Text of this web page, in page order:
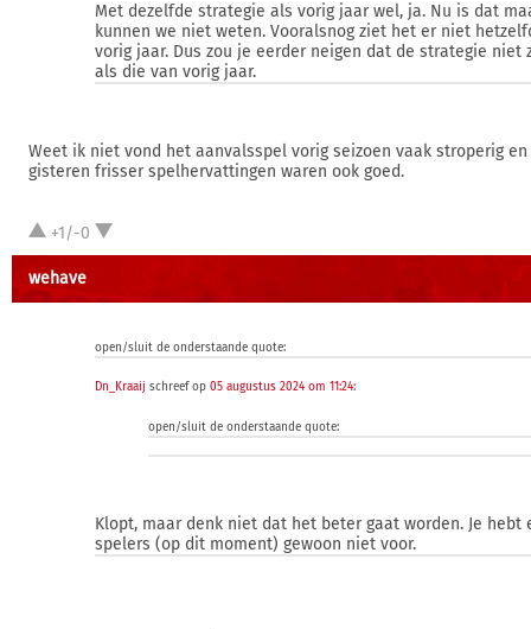
Met dezelfde strategie als vorig jaar wel, ja. Nu is dat
kunnen we niet weten. Vooralsnog ziet het er niet
vorig jaar. Dus zou je eerder neigen dat de strategie niet
als die van vorig jaar.
Weet ik niet vond het aanvalsspel vorig seizoen vaak stroperig
gisteren frisser spelhervattingen waren ook goed.
+1/-0
wehave
open/sluit de onderstaande quote:
Dn_Kraaij schreef op 05 augustus 2024 om 11:24:
open/sluit de onderstaande quote:
Klopt, maar denk niet dat het beter gaat worden. Je hebt
spelers (op dit moment) gewoon niet voor.